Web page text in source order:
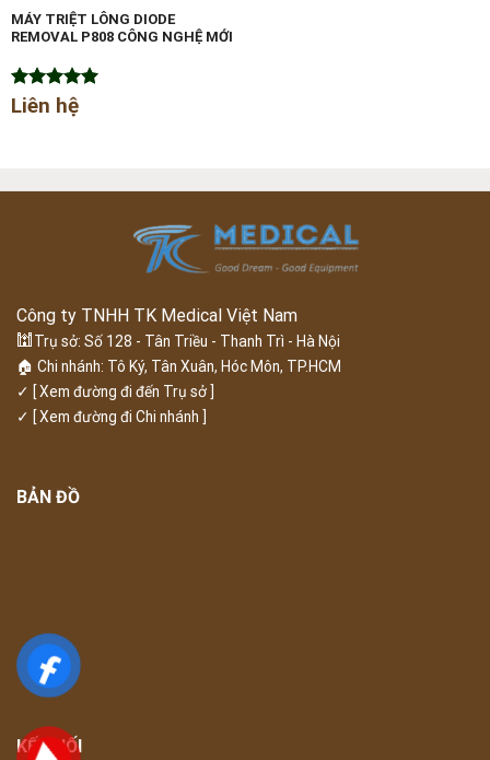
MÁY TRIỆT LÔNG DIODE
REMOVAL P808 CÔNG NGHỆ MỚI
Được xếp
5.00
Liên hệ
Công ty TNHH TK Medical Việt Nam
🕍 Trụ sở: Số 128 - Tân Triều - Thanh Trì - Hà Nội
🏠 Chi nhánh: Tô Ký, Tân Xuân, Hóc Môn, TP.HCM
✓ [ Xem đường đi đến Trụ sở ]
✓ [ Xem đường đi Chi nhánh ]
BẢN ĐỒ
KẾT NỐI